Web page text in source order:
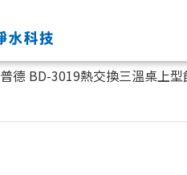
普德 BD-3019熱交換三溫桌上